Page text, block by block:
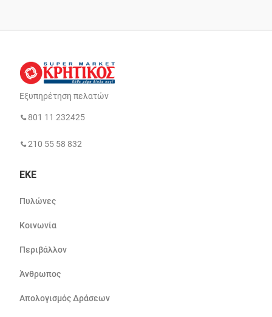
Εξυπηρέτηση πελατών
801 11 232425
210 55 58 832
ΕΚΕ
Πυλώνες
Κοινωνία
Περιβάλλον
Άνθρωπος
Απολογισμός Δράσεων